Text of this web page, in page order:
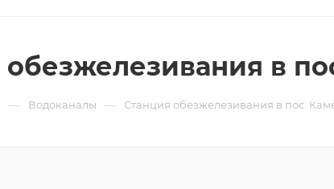
в
— Водоканалы — Станция обезжелезивания в пос.